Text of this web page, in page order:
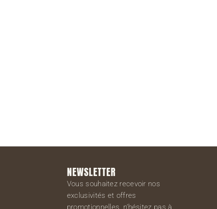
NEWSLETTER
Vous souhaitez recevoir nos
exclusivités et offres
promotionnelles, n’hésitez pas à